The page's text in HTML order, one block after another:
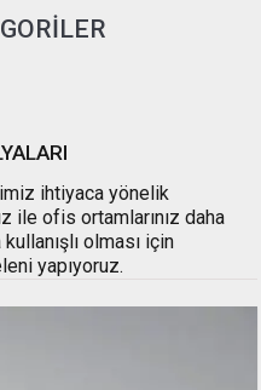
ihtiyaca yönelik
ile ofis ortamlarınız daha
olması için
yapıyoruz.